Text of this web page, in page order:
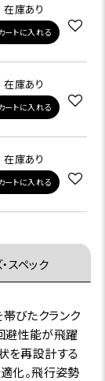
在庫あり
ートに入れる
在庫あり
ートに入れる
在庫あり
ートに入れる
スペック
びたクランク
避性能が飛躍
を再設計する
化。飛行姿勢